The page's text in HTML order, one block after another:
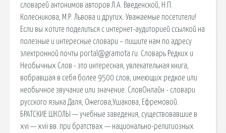
словарей антонимов авторов Л.А. Введенской, Н.П.
Колесникова, М.Р. Львова и других. Уважаемые посетители!
Если вы хотите поделиться с интернет-аудиторией ссылкой на
полезные и интересные словари – пишите нам по адресу
электронной почты portal@gramota.ru. Словарь Редких и
Необычных Слов - это интересная, увлекательная книга,
вобравшая в себя более 9500 слов, имеющих редкое или
необычное звучание или значение. СловОнлайн - словари
русского языка Даля, Ожегова,Ушакова, Ефремовой.
БРАТСКИЕ ШКОЛЫ — учебные заведения, существовав­шие в
xvi — xvii вв. при братствах — национально-религиоз­ных